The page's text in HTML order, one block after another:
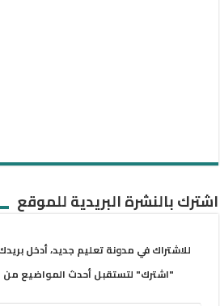
اشترك بالنشرة البريدية للموقع
للاشتراك في مدونة تعليم جديد، أدخل
"اشترك" لتستقبل أحدث المواضيع من